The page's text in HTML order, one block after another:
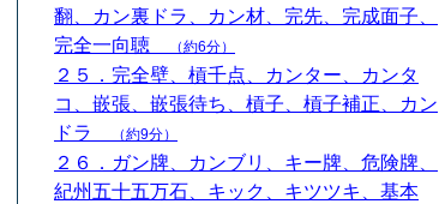
翻、カン裏ドラ、カン材、完先、完成面子、
完全一向聴
（約6分）
２５．完全壁、槓千点、カンター、カンタ
コ、嵌張、嵌張待ち、槓子、槓子補正、カン
ドラ
（約9分）
２６．ガン牌、カンブリ、キー牌、危険牌、
紀州五十五万石、キック、キツツキ、基本